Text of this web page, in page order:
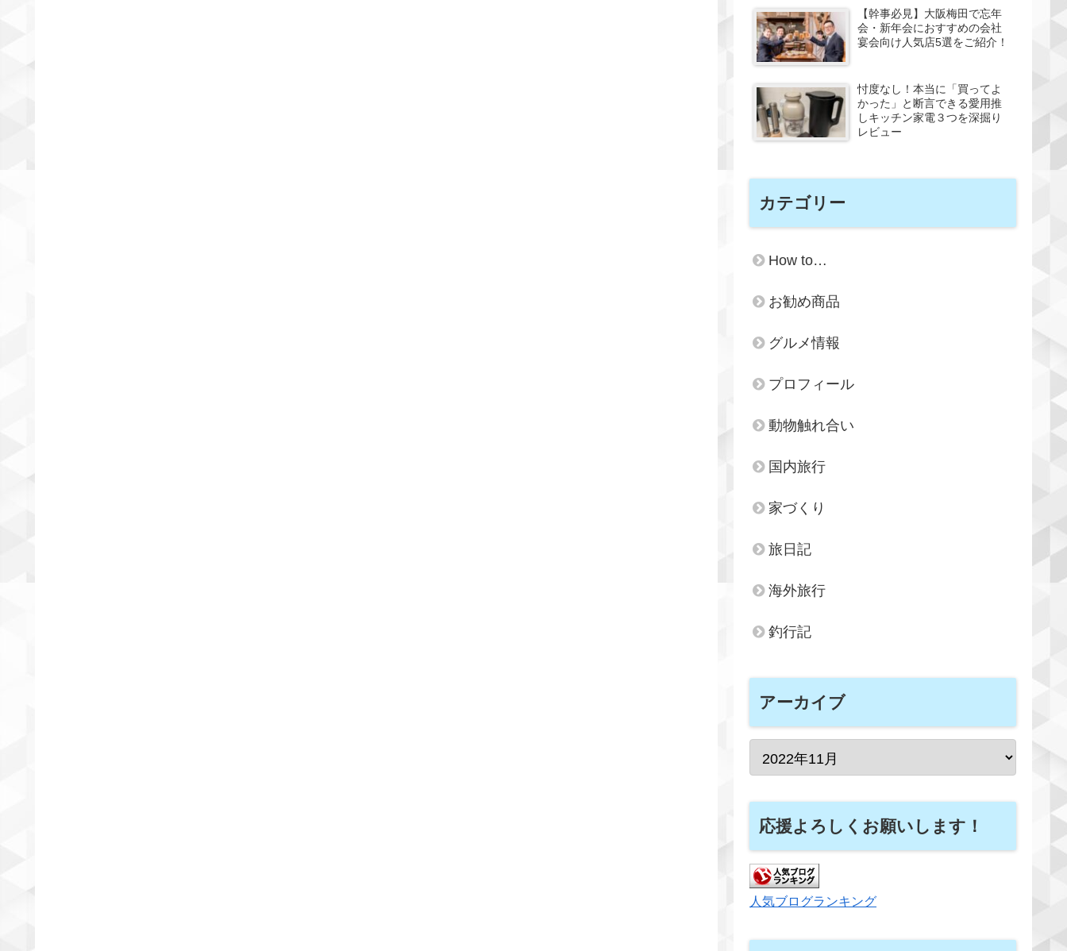
【幹事必見】大阪梅田で忘年
会・新年会におすすめの会社
宴会向け人気店5選をご紹介！
忖度なし！本当に「買ってよ
かった」と断言できる愛用推
しキッチン家電３つを深掘り
レビュー
カテゴリー
How to…
お勧め商品
グルメ情報
プロフィール
動物触れ合い
国内旅行
家づくり
旅日記
海外旅行
釣行記
アーカイブ
応援よろしくお願いします！
人気ブログランキング